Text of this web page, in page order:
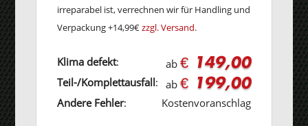
irreparabel ist, verrechnen wir für Handling und
Verpackung +14,99€zzgl. Versand.
Klima defekt: ab € 149,00
Teil-/Komplettausfall: ab € 199,00
Andere Fehler: Kostenvoranschlag